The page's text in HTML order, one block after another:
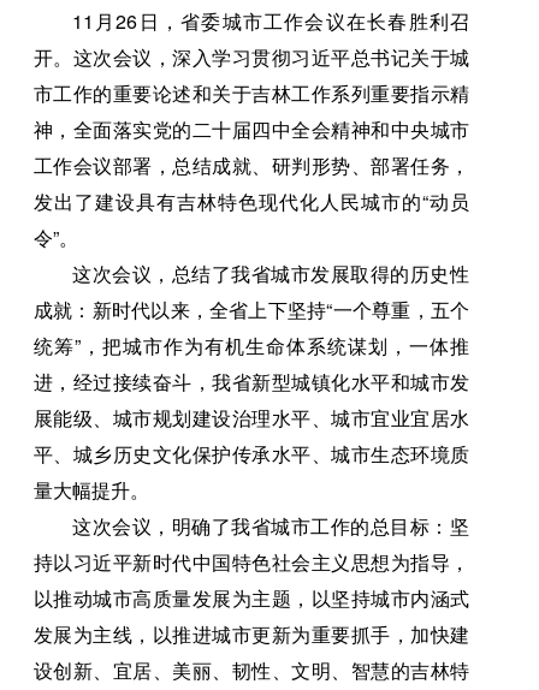
11月26日，省委城市工作会议在长春胜利召
开。这次会议，深入学习贯彻习近平总书记关于城
市工作的重要论述和关于吉林工作系列重要指示精
神，全面落实党的二十届四中全会精神和中央城市
工作会议部署，总结成就、研判形势、部署任务，
发出了建设具有吉林特色现代化人民城市的“动员
令”。
这次会议，总结了我省城市发展取得的历史性
成就：新时代以来，全省上下坚持“一个尊重，五个
统筹”，把城市作为有机生命体系统谋划，一体推
进，经过接续奋斗，我省新型城镇化水平和城市发
展能级、城市规划建设治理水平、城市宜业宜居水
平、城乡历史文化保护传承水平、城市生态环境质
量大幅提升。
这次会议，明确了我省城市工作的总目标：坚
持以习近平新时代中国特色社会主义思想为指导，
以推动城市高质量发展为主题，以坚持城市内涵式
发展为主线，以推进城市更新为重要抓手，加快建
设创新、宜居、美丽、韧性、文明、智慧的吉林特